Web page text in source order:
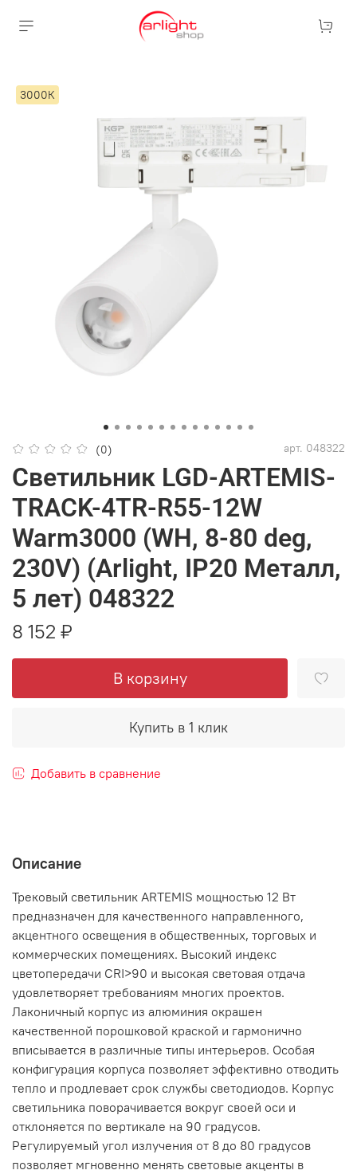
3000К
(0) арт. 048322
Светильник LGD-ARTEMIS-
TRACK-4TR-R55-12W
Warm3000 (WH, 8-80 deg,
230V) (Arlight, IP20 Металл,
5 лет) 048322
8 152 ₽
В корзину
Купить в 1 клик
Добавить в сравнение
Описание
Трековый светильник ARTEMIS мощностью 12 Вт
предназначен для качественного направленного,
акцентного освещения в общественных, торговых и
коммерческих помещениях. Высокий индекс
цветопередачи CRI>90 и высокая световая отдача
удовлетворяет требованиям многих проектов.
Лаконичный корпус из алюминия окрашен
качественной порошковой краской и гармонично
вписывается в различные типы интерьеров. Особая
конфигурация корпуса позволяет эффективно отводить
тепло и продлевает срок службы светодиодов. Корпус
светильника поворачивается вокруг своей оси и
отклоняется по вертикале на 90 градусов.
Регулируемый угол излучения от 8 до 80 градусов
позволяет мгновенно менять световые акценты в